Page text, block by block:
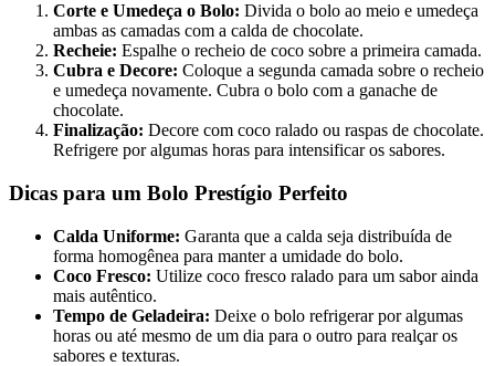
Corte e Umedeça o Bolo: Divida o bolo ao meio e umedeça
ambas as camadas com a calda de chocolate.
Recheie: Espalhe o recheio de coco sobre a primeira camada.
Cubra e Decore: Coloque a segunda camada sobre o recheio
e umedeça novamente. Cubra o bolo com a ganache de
chocolate.
Finalização: Decore com coco ralado ou raspas de chocolate.
Refrigere por algumas horas para intensificar os sabores.
Dicas para um Bolo Prestígio Perfeito
Calda Uniforme: Garanta que a calda seja distribuída de
forma homogênea para manter a umidade do bolo.
Coco Fresco: Utilize coco fresco ralado para um sabor ainda
mais autêntico.
Tempo de Geladeira: Deixe o bolo refrigerar por algumas
horas ou até mesmo de um dia para o outro para realçar os
sabores e texturas.